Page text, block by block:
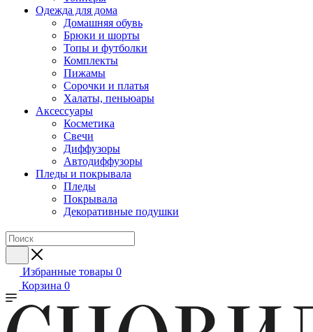
Одежда для дома
Домашняя обувь
Брюки и шорты
Топы и футболки
Комплекты
Пижамы
Сорочки и платья
Халаты, пеньюары
Аксессуары
Косметика
Свечи
Диффузоры
Автодиффузоры
Пледы и покрывала
Пледы
Покрывала
Декоративные подушки
Избранные товары 0
Корзина 0